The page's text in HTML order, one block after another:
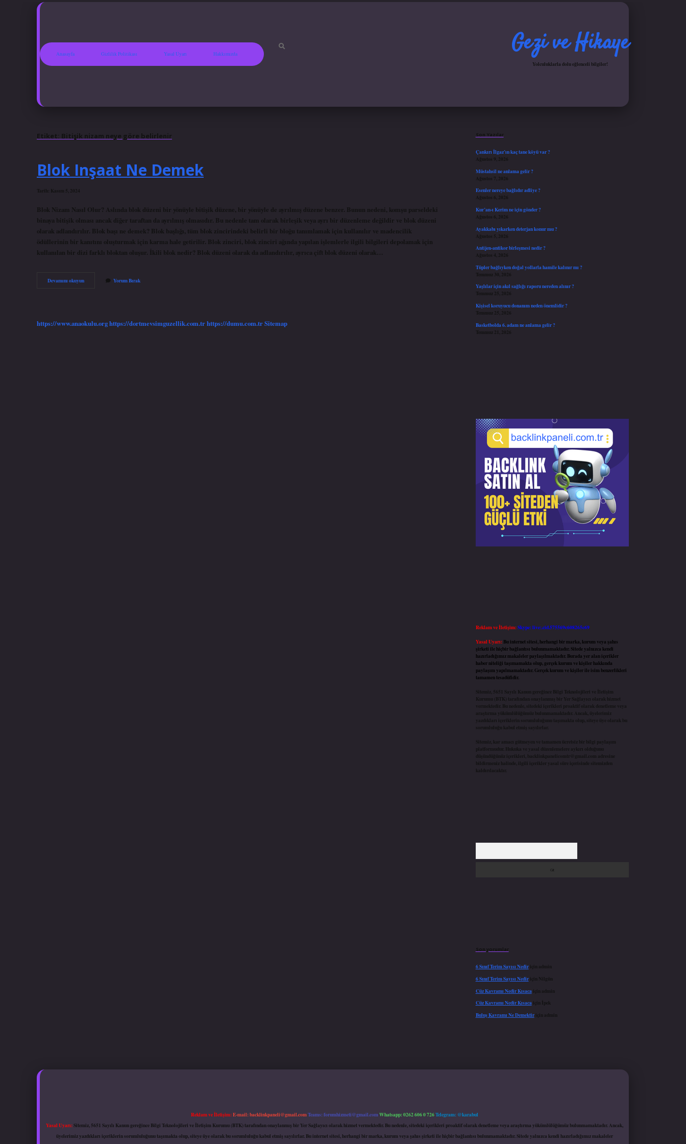
Anasayfa Gizlilik Politikası Yasal Uyarı Hakkımızda Gezi ve Hikaye
Yolculuklarla dolu eğlenceli bilgiler!
Etiket: Bitişik nizam neye göre belirlenir
Blok Inşaat Ne Demek
Tarih: Kasım 5, 2024
Blok Nizam Nasıl Olur? Aslında blok düzeni bir yönüyle bitişik düzene, bir yönüyle de ayrılmış düzene benzer. Bunun nedeni, komşu parseldeki
binaya bitişik olması ancak diğer taraftan da ayrılmış olmasıdır. Bu nedenle tam olarak birleşik veya ayrı bir düzenleme değildir ve blok düzeni
olarak adlandırılır. Blok başı ne demek? Blok başlığı, tüm blok zincirindeki belirli bir bloğu tanımlamak için kullanılır ve madencilik
ödüllerinin bir kanıtını oluşturmak için karma hale getirilir. Blok zinciri, blok zinciri ağında yapılan işlemlerle ilgili bilgileri depolamak için
kullanılan bir dizi farklı bloktan oluşur. İkili blok nedir? Blok düzeni olarak da adlandırılır, ayrıca çift blok düzeni olarak…
Devamını okuyunBlok
Yorum Bırak
https://www.anaokulu.orghttps://dortmevsimguzellik.com.trhttps://dumu.com.trSitemap
Son Yazılar
Çankırı İlgaz’ın kaç tane köyü var ?
Ağustos 9, 2026
Müstahsil ne anlama gelir ?
Ağustos 7, 2026
Esenler nereye bağlıdır adliye ?
Ağustos 6, 2026
Kur’an-ı Kerim ne için gönder ?
Ağustos 6, 2026
Ayakkabı yıkarken deterjan konur mu ?
Ağustos 5, 2026
Antijen-antikor birleşmesi nedir ?
Ağustos 4, 2026
Tüpler bağlıyken doğal yollarla hamile kalınır mı ?
Temmuz 30, 2026
Yaşlılar için akıl sağlığı raporu nereden alınır ?
Temmuz 25, 2026
Kişisel koruyucu donanım neden önemlidir ?
Temmuz 25, 2026
Basketbolda 6. adam ne anlama gelir ?
Temmuz 21, 2026
Reklam ve İletişim:Skype: live:.cid.575569c608265c69
Yasal Uyarı: Bu internet sitesi, herhangi bir marka, kurum veya şahıs
şirketi ile hiçbir bağlantısı bulunmamaktadır. Sitede yalnızca kendi
hazırladığımız makaleler paylaşılmaktadır. Burada yer alan içerikler
haber niteliği taşımamakta olup, gerçek kurum ve kişiler hakkında
paylaşım yapılmamaktadır. Gerçek kurum ve kişiler ile isim benzerlikleri
tamamen tesadüfidir.
Sitemiz, 5651 Sayılı Kanun gereğince Bilgi Teknolojileri ve İletişim
Kurumu (BTK) tarafından onaylanmış bir Yer Sağlayıcı olarak hizmet
vermektedir. Bu nedenle, sitedeki içerikleri proaktif olarak denetleme veya
araştırma yükümlülüğümüz bulunmamaktadır. Ancak, üyelerimiz
yazdıkları içeriklerin sorumluluğunu taşımakta olup, siteye üye olarak bu
sorumluluğu kabul etmiş sayılırlar.
Sitemiz, kar amacı gütmeyen ve tamamen ücretsiz bir bilgi paylaşım
platformudur. Hukuka ve yasal düzenlemelere aykırı olduğunu
düşündüğünüz içerikleri, backlinkpanelicomtr@gmail.com adresine
bildirmeniz halinde, ilgili içerikler yasal süre içerisinde sitemizden
kaldırılacaktır.
Son yorumlar
6 Sınıf Terim Sayısı Nediriçin admin
6 Sınıf Terim Sayısı Nediriçin Nilgün
Cüz Kavramı Nedir Kısaca için admin
Cüz Kavramı Nedir Kısacaiçin
İpek
Buluş Kavramı Ne Demektiriçin admin
Reklam ve İletişim:E-mail:backlinkpaneli@gmail.comTeams:forumhizmeti@gmail.comWhatsapp: 0262 606 0 726Telegram: @karabul
Yasal Uyarı:Sitemiz, 5651 Sayılı Kanun gereğince Bilgi Teknolojileri ve İletişim Kurumu (BTK) tarafından onaylanmış bir Yer Sağlayıcı olarak hizmet vermektedir. Bu nedenle, sitedeki içerikleri proaktif olarak denetleme veya araştırma yükümlülüğümüz bulunmamaktadır. Ancak,
üyelerimiz yazdıkları içeriklerin sorumluluğunu taşımakta olup, siteye üye olarak bu sorumluluğu kabul etmiş sayılırlar. Bu internet sitesi, herhangi bir marka, kurum veya şahıs şirketi ile hiçbir bağlantısı bulunmamaktadır. Sitede yalnızca kendi hazırladığımız makaleler